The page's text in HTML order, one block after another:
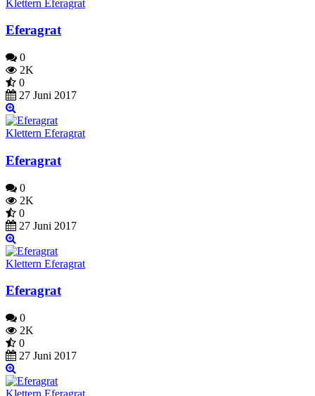
Klettern Eferagrat
Eferagrat
0
2K
0
27 Juni 2017
Klettern Eferagrat
Eferagrat
0
2K
0
27 Juni 2017
Klettern Eferagrat
Eferagrat
0
2K
0
27 Juni 2017
Klettern Eferagrat